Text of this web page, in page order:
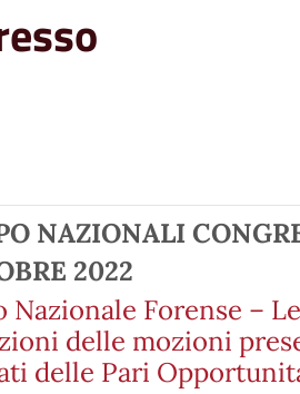
NAZIONALI
2022
Nazionale Forense –
delle mozioni
delle Pari